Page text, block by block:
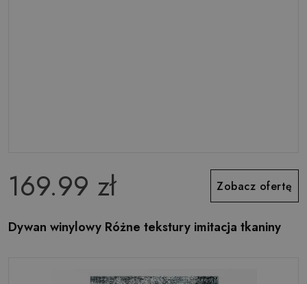
169.99 zł Zobacz ofertę
Dywan winylowy Różne tekstury imitacja tkaniny